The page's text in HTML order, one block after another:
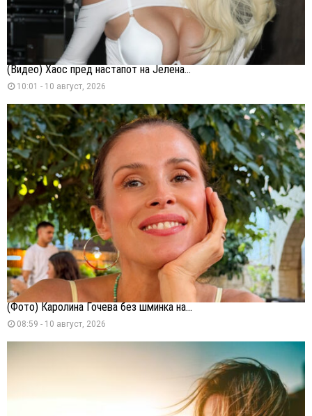
(Видео) Хаос пред настапот на Јелена...
10:01 - 10 август, 2026
(Фото) Каролина Гочева без шминка на...
08:59 - 10 август, 2026